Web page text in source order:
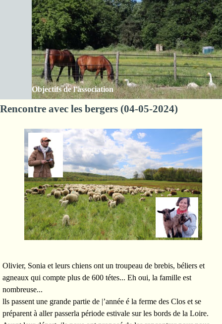
Aller au contenu
Les Amis de la ferme des Clos
Sauter le menu
Objectifs de l'association
Rencontre avec les bergers (04-05-2024)
Olivier, Sonia et leurs chiens ont un troupeau de brebis, béliers et
agneaux qui compte plus de 600 tétes... Eh oui, la famille est
nombreuse...
lls passent une grande partie de |’année é la ferme des Clos et se
préparent à aller passerla période estivale sur les bords de la Loire.